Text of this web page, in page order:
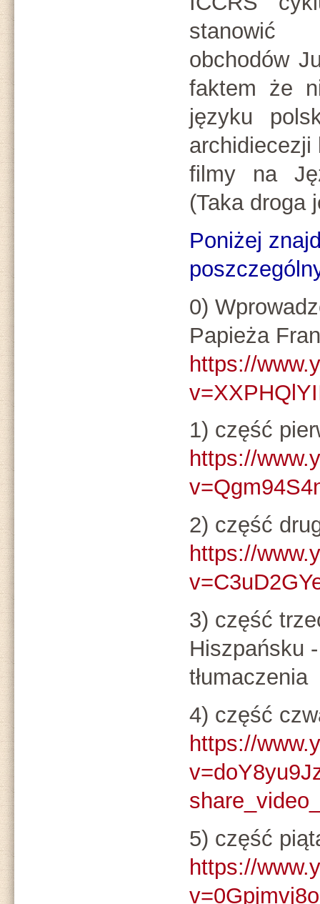
stanowić
obchodów
faktem że
języku
archidiecezji
filmy na
(Taka droga
Poniżej
0)
Papieża
https://
1) część
https://
2) część
https://
3) część
Hiszpańsku
tłumaczenia
4) część
https://
5) część
https://